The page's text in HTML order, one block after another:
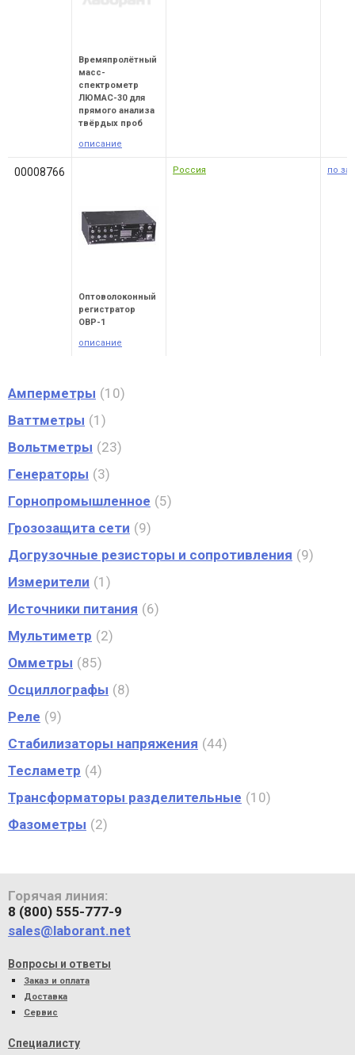
Времяпролётный
масс-
спектрометр
ЛЮМАС-30 для
прямого анализа
твёрдых проб
описание
00008766
Оптоволоконный
регистратор
ОВР-1
описание
Россия по
Амперметры
10
Ваттметры
1
Вольтметры
23
Генераторы
3
Горнопромышленное
5
Грозозащита сети
9
Догрузочные резисторы и сопротивления
9
Измерители
1
Источники питания
6
Мультиметр
2
Омметры
85
Осциллографы
8
Реле
9
Стабилизаторы напряжения 44
Тесламетр 4
Трансформаторы разделительные
10
Фазометры
2
Горячая линия:
8 (800) 555-777-9
sales@laborant.net
Вопросы и ответы
Заказ и оплата
Доставка
Сервис
Специалисту